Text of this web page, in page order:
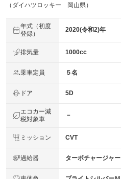
（ダイハツロッキー 岡山県）
年式（初度
登録）
2020(令和2)年
排気量 1000cc
乗車定員 ５名
ドア 5D
エコカー減
税対象車
－
ミッション CVT
過給器 ターボチャージャー